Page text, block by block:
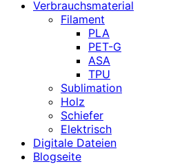
Verbrauchsmaterial
Filament
PLA
PET-G
ASA
TPU
Sublimation
Holz
Schiefer
Elektrisch
Digitale Dateien
Blogseite